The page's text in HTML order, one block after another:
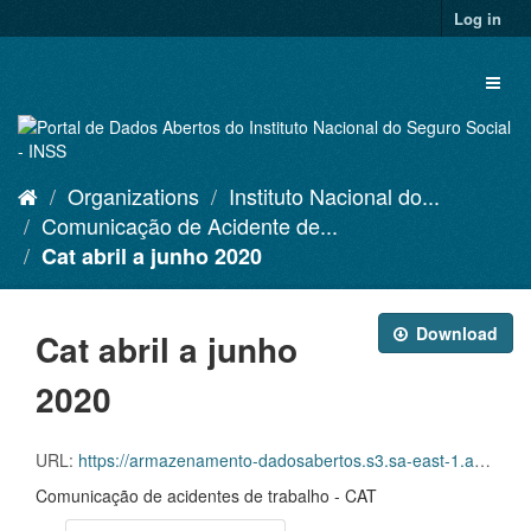
to
Log in
Organizations
Instituto Nacional do...
Comunicação de Acidente de...
Cat abril a junho 2020
Download
Cat abril a junho
2020
URL: https://armazenamento-dadosabertos.s3.sa-east-1.amazonaws.com/Plano+2016_2018_Grupos+de+dados/INSS+-+Comunica%C3%A7%C3%A3o+de+Acidente+de+Trabalho+-+CAT/cat-competencia-04-05-06-2020.csv
Comunicação de acidentes de trabalho - CAT